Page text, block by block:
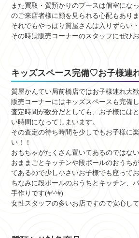
また買取・質預かりのブースは個室にな
のご来店者様に顔を見られる心配もありま
それでもやっぱり質屋さんは入りずらい・
その時は販売コーナーのスタッフにぜひ
キッズスペース完備♡お子様連
質屋かんてい局前橋店ではお子様連れ大
販売コーナーにはキッズスペースも完備し
査定時間が数分だとしても、お子様には
い時間になってしまいます。
その査定の待ち時間を少しでもお子様に
い！！
おもちゃがたくさん置いてあるのではない
おままごとキッチンや段ボールのおうち
てあるので少し小さいお子様でも座って
ちなみに段ボールのおうちとキッチン、
手作りです(#^^#)
女性スタッフの多いお店ですので安心し